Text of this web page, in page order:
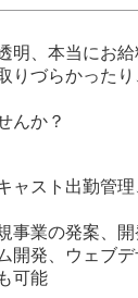
りです。
務連絡
であれば、1週
りがいを感じ
明、本当にお
りづらかった
んか？
ャスト出勤管
事業の発案、
開発、ウェブ
可能